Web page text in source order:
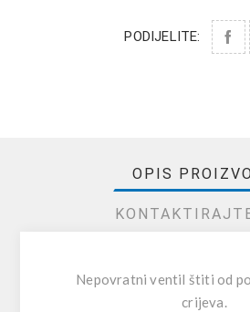
PODIJELITE:
OPIS
Nepovratni ventil štiti od
crijeva.